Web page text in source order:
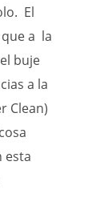
El
a la
buje
a la
Clean)
esta